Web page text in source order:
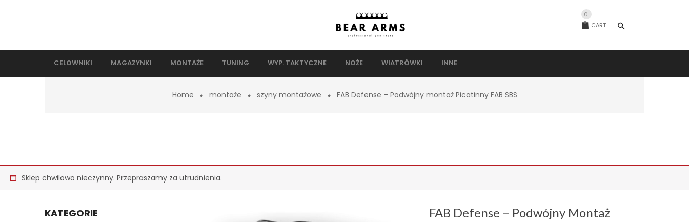
CART
0
CELOWNIKI MAGAZYNKI MONTAŻE TUNING WYP. TAKTYCZNE NOŻE WIATRÓWKI INNE
Home montaże szyny montażowe FAB Defense – Podwójny montaż Picatinny FAB SBS
Sklep chwilowo nieczynny. Przepraszamy za utrudnienia.
KATEGORIE
FAB Defense – Podwójny Montaż